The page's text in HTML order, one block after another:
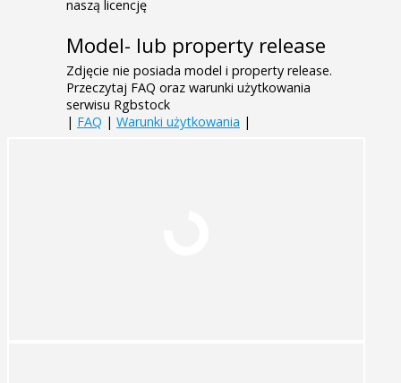
naszą licencję
Model- lub property release
Zdjęcie nie posiada model i property release.
Przeczytaj FAQ oraz warunki użytkowania
serwisu Rgbstock
| FAQ | Warunki użytkowania |